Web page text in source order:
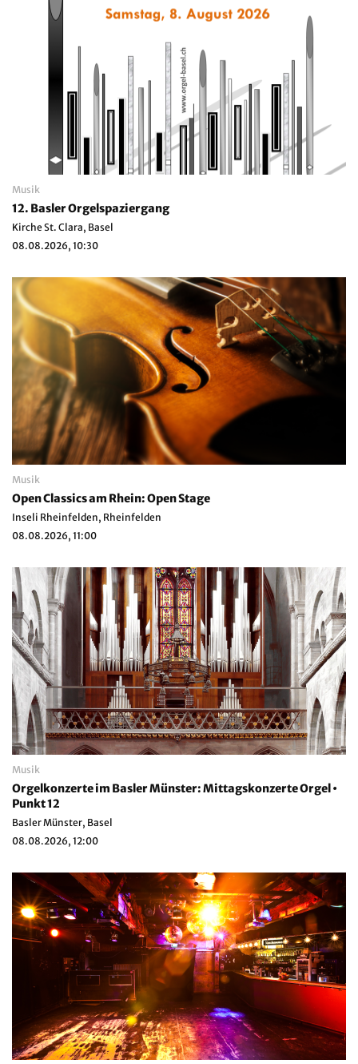
Musik
12. Basler Orgelspaziergang
Kirche St. Clara, Basel
08.08.2026, 10:30
Musik
Open Classics am Rhein: Open Stage
Inseli Rheinfelden, Rheinfelden
08.08.2026, 11:00
Musik
Orgelkonzerte im Basler Münster: Mittagskonzerte Orgel •
Punkt 12
Basler Münster, Basel
08.08.2026, 12:00